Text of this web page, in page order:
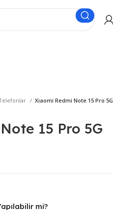
Telefonlar Xiaomi Redmi Note 15 Pro 5G
15 Pro 5G
mi?